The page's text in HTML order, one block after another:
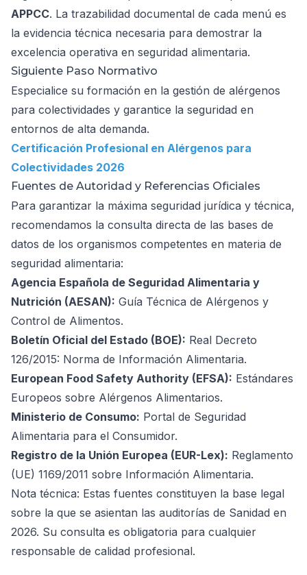
APPCC. La trazabilidad documental de cada menú es
la evidencia técnica necesaria para demostrar la
excelencia operativa en seguridad alimentaria.
Siguiente Paso Normativo
Especialice su formación en la gestión de alérgenos
para colectividades y garantice la seguridad en
entornos de alta demanda.
Certificación Profesional en Alérgenos para
Colectividades 2026
Fuentes de Autoridad y Referencias Oficiales
Para garantizar la máxima seguridad jurídica y técnica,
recomendamos la consulta directa de las bases de
datos de los organismos competentes en materia de
seguridad alimentaria:
Agencia Española de Seguridad Alimentaria y
Nutrición (AESAN): Guía Técnica de Alérgenos y
Control de Alimentos.
Boletín Oficial del Estado (BOE): Real Decreto
126/2015: Norma de Información Alimentaria.
European Food Safety Authority (EFSA): Estándares
Europeos sobre Alérgenos Alimentarios.
Ministerio de Consumo: Portal de Seguridad
Alimentaria para el Consumidor.
Registro de la Unión Europea (EUR-Lex): Reglamento
(UE) 1169/2011 sobre Información Alimentaria.
Nota técnica: Estas fuentes constituyen la base legal
sobre la que se asientan las auditorías de Sanidad en
2026. Su consulta es obligatoria para cualquier
responsable de calidad profesional.